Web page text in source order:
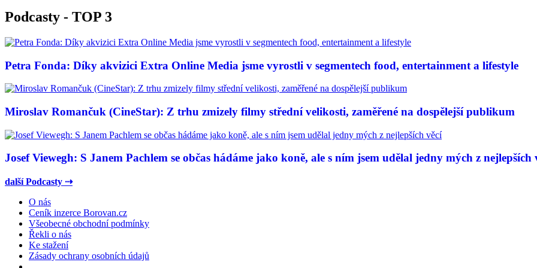
Podcasty - TOP 3
Petra Fonda: Díky akvizici Extra Online Media jsme vyrostli v segmentech food, entertainment a lifestyle
Miroslav Romančuk (CineStar): Z trhu zmizely filmy střední velikosti, zaměřené na dospělejší publikum
Josef Viewegh: S Janem Pachlem se občas hádáme jako koně, ale s ním jsem udělal jedny mých z nejlepších
další Podcasty ⇢
O nás
Ceník inzerce Borovan.cz
Všeobecné obchodní podmínky
Řekli o nás
Ke stažení
Zásady ochrany osobních údajů